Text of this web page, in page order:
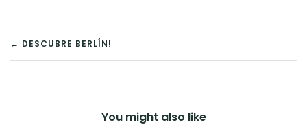
NAVEGACIÓN
← DESCUBRE BERLÍN!
You might also like